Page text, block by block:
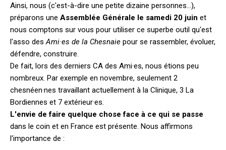
Ainsi, nous (c'est-à-dire une petite dizaine personnes...),
préparons une Assemblée Générale le samedi 20 juin et
nous comptons sur vous pour utiliser ce superbe outil qu'est
l'asso desAmi·es de la Chesnaie pour se rassembler, évoluer,
défendre, construire.
De fait, lors des derniers CA des Ami·es, nous étions peu
nombreux. Par exemple en novembre, seulement 2
chesnéen·nes travaillant actuellement à la Clinique, 3 La
Bordiennes et 7 extérieur·es.
L'envie de faire quelque chose face à ce qui se passe
dans le coin et en France est présente. Nous affirmons
l'importance de :